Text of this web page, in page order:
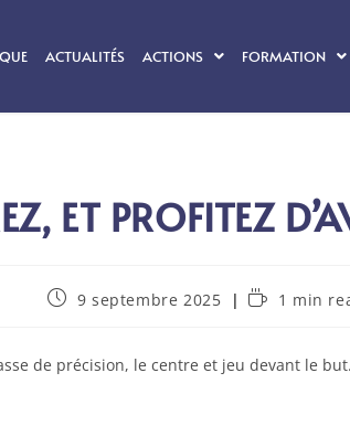
ACTUALITÉS ACTIONS FORMATION
ET PROFITEZ
9 septembre 2025 1 min
de précision, le centre et jeu devant le